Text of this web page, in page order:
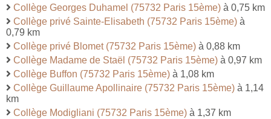
Collège Georges Duhamel (75732 Paris 15ème) à 0,75 km
Collège privé Sainte-Elisabeth (75732 Paris 15ème) à
0,79 km
Collège privé Blomet (75732 Paris 15ème) à 0,88 km
Collège Madame de Staël (75732 Paris 15ème) à 0,97 km
Collège Buffon (75732 Paris 15ème) à 1,08 km
Collège Guillaume Apollinaire (75732 Paris 15ème) à 1,14
km
Collège Modigliani (75732 Paris 15ème) à 1,37 km